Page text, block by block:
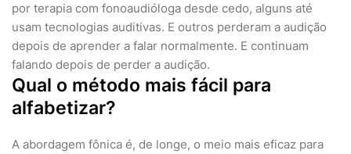
por terapia com fonoaudióloga desde cedo, alguns até
usam tecnologias auditivas. E outros perderam a audição
depois de aprender a falar normalmente. E continuam
falando depois de perder a audição.
Qual o método mais fácil para
alfabetizar?
A abordagem fônica é, de longe, o meio mais eficaz para